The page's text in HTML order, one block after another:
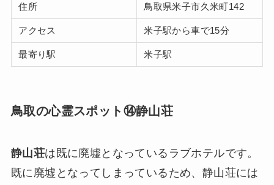
住所 鳥取県米子市久米町142
アクセス 米子駅から車で15分
最寄り駅 米子駅
鳥取の心霊スポット⑭静山荘
静山荘は既に廃墟となっているラブホテルです。
既に廃墟となってしまっているため、静山荘には